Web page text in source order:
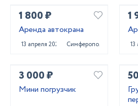
1 800 ₽
Аренда автокрана
13 апреля 2022 Симферополь
1
13
3 000 ₽
Мини погрузчик